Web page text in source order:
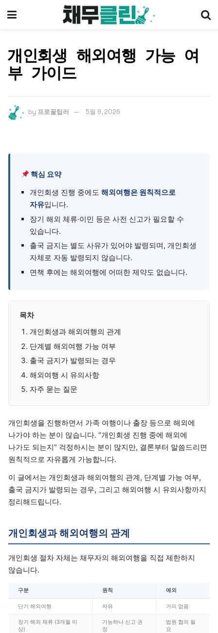
개인회생 해외여행 가능 여
부 가이드
by 프로꿀팁러 5월 9, 2026
핵심 요약
개인회생 진행 중에도 해외여행은 원칙적으로
자유입니다.
장기 해외 체류·이민 등은 사전 신고가 필요할 수
있습니다.
출국 금지는 별도 사유가 있어야 발령되며, 개인회생
자체로 자동 발령되지 않습니다.
면책 후에는 해외여행에 어떠한 제약도 없습니다.
목차
개인회생과 해외여행의 관계
단계별 해외여행 가능 여부
출국 금지가 발령되는 경우
해외여행 시 유의사항
자주 묻는 질문
개인회생을 진행하면서 가족 여행이나 출장 등으로 해외에
나가야 하는 분이 많습니다. “개인회생 진행 중에 해외에
나가도 되는지” 걱정하시는 분이 많지만, 결론부터 말씀드리면
원칙적으로 자유롭게 가능합니다.
이 글에서는 개인회생과 해외여행의 관계, 단계별 가능 여부,
출국 금지가 발령되는 경우, 그리고 해외여행 시 유의사항까지
정리해드립니다.
개인회생과 해외여행의 관계
개인회생 절차 자체는 채무자의 해외여행을 직접 제한하지
않습니다.
구분 원칙 예외
단기 해외여행 자유 거의 없음
장기 해외 체류 (3개월 이
상)
가능하나 신고 권
장
법원 협의 필
요